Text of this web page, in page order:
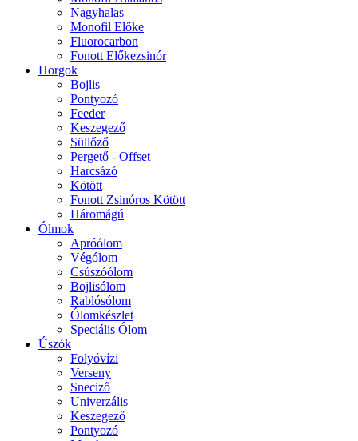
Nagyhalas
Monofil Előke
Fluorocarbon
Fonott Előkezsinór
Horgok
Bojlis
Pontyozó
Feeder
Keszegező
Süllőző
Pergető - Offset
Harcsázó
Kötött
Fonott Zsinóros Kötött
Háromágú
Ólmok
Apróólom
Végólom
Csúszóólom
Bojlisólom
Rablósólom
Ólomkészlet
Speciális Ólom
Úszók
Folyóvízi
Verseny
Sneciző
Univerzális
Keszegező
Pontyozó